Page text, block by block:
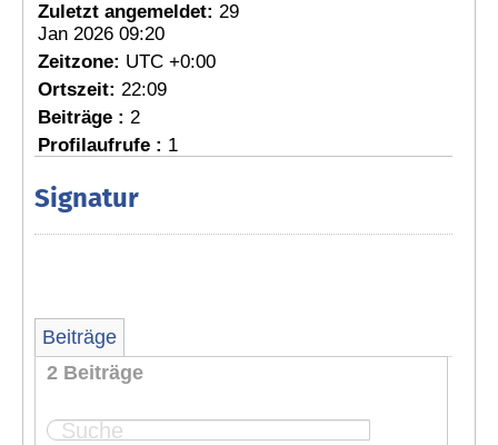
Zuletzt angemeldet: 29
Jan 2026 09:20
Zeitzone: UTC +0:00
Ortszeit: 22:09
Beiträge : 2
Profilaufrufe : 1
Signatur
Beiträge
2 Beiträge